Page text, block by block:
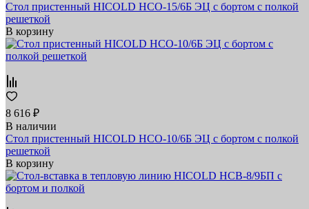
Стол пристенный HICOLD НСО-15/6Б ЭЦ с бортом с полкой
решеткой
В корзину
8 616 ₽
В наличии
Стол пристенный HICOLD НСО-10/6Б ЭЦ с бортом с полкой
решеткой
В корзину